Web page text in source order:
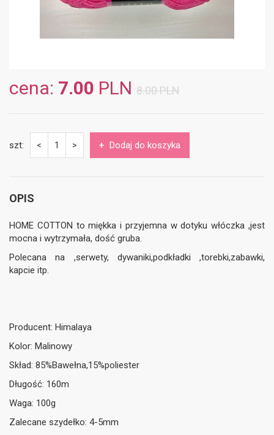
cena: 7.00 PLN 8.00 PLN
szt: < 1 > + Dodaj do koszyka
OPIS
HOME COTTON to miękka i przyjemna w dotyku włóczka ,jest
mocna i wytrzymała, dość gruba.
Polecana na ,serwety, dywaniki,podkładki ,torebki,zabawki,
kapcie itp.
Producent: Himalaya
Kolor: Malinowy
Skład: 85%Bawełna,15%poliester
Długość: 160m
Waga: 100g
Zalecane szydełko: 4-5mm